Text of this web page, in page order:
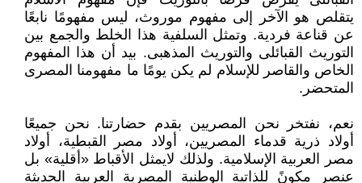
يتقلص هو الآخر إلى مفهوم موروث، ليس مفهومًا نابعًا
عن قناعة فردية. وتمثل السلفية هذا الخلط والجمع بين
التوريث القبائلى والتوريث المذهبى. بيد أن هذا المفهوم
الخاص والقاصر للإسلام لم يكن يومًا ما مفهومنا المصرى
المتحضر.
نعم، نفتخر نحن المصريين بقدم حضارتنا. نحن جميعًا
أولاد ذرية قدماء المصريين، أولاد مصر القبطية، أولاد
مصر العربية الإسلامية. ولذلك لايمثل الأقباط «أقلية» بل
عنصر مكونً للذاتية الوطنية المصرية العربية الحديثة